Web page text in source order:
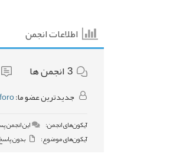
اطلاعات انجمن
3انجمن ها
جدیدترین عضو ما:
آیکون‌های انجمن: این انجمن
آیکون‌های موضوع:
بدون